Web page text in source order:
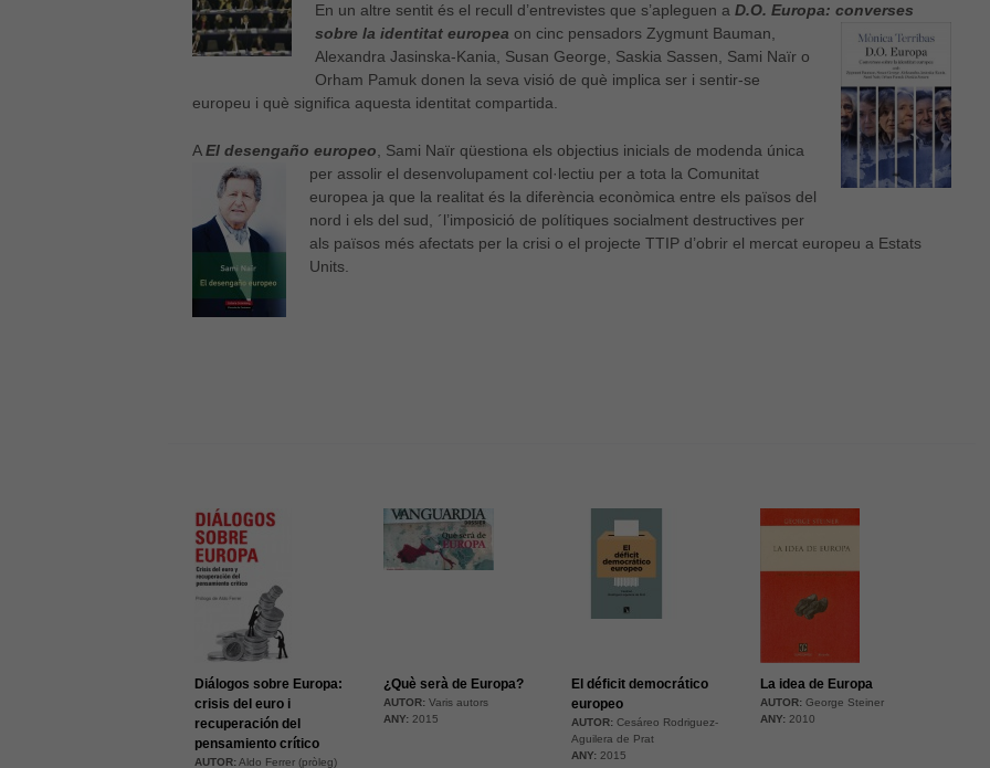
En un altre sentit és el recull d’entrevistes que s’apleguen aD.O. Europa: converses
sobre la identitat europea on cinc pensadors Zygmunt Bauman,
Alexandra Jasinska-Kania, Susan George, Saskia Sassen, Sami Naïr o
Orham Pamuk donen la seva visió de què implica ser i sentir-se
europeu i què significa aquesta identitat compartida.
AEl desengaño europeo , Sami Naïr qüestiona els objectius inicials de modenda única
per assolir el desenvolupament col·lectiu per a tota la Comunitat
europea ja que la realitat és la diferència econòmica entre els països del
nord i els del sud, ´l’imposició de polítiques socialment destructives per
als països més afectats per la crisi o el projecte TTIP d’obrir el mercat europeu a Estats
Units.
Diálogos sobre Europa:
crisis del euro i
recuperación del
pensamiento crítico
AUTOR:Aldo Ferrer (pròleg)
¿Què serà de Europa?
AUTOR:Varis autors
ANY:2015
El déficit democrático
europeo
AUTOR: Cesáreo Rodriguez-
Aguilera de Prat
ANY: 2015
La idea de Europa
AUTOR: George Steiner
ANY: 2010
cookies no
són
opcionals,
per al bon
web.
Estadístiques